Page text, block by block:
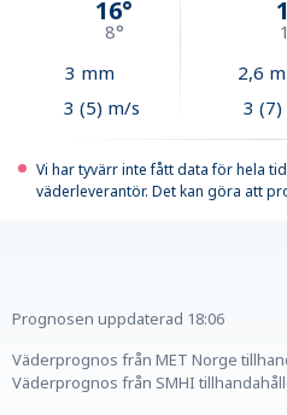
16°
8°
3 mm
3 (5) m/s
2,6
3
Vi har tyvärr inte fått data för hela
väderleverantör. Det kan göra att
Prognosen uppdaterad 18:06
Väderprognos från MET Norge
Väderprognos från SMHI